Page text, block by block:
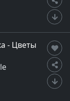
- Цветы